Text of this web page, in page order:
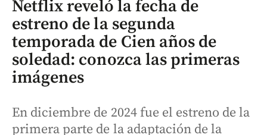
Netflix reveló la fecha de
estreno de la segunda
temporada de Cien años de
soledad: conozca las primeras
imágenes
En diciembre de 2024 fue el estreno de la
primera parte de la adaptación de la